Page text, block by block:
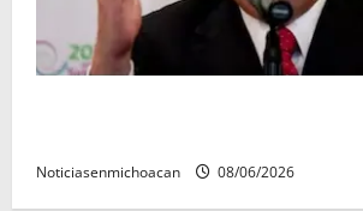
Noticiasenmichoacan 08/06/2026